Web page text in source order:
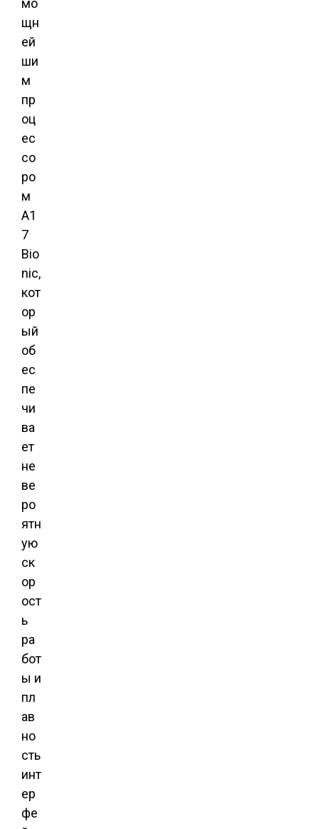
мо
щн
ей
ши
м
пр
оц
ес
со
ро
м
A1
7
Bio
nic,
кот
ор
ый
об
ес
пе
чи
ва
ет
не
ве
ро
ятн
ую
ск
ор
ост
ь
ра
бот
ы и
пл
ав
но
сть
инт
ер
фе